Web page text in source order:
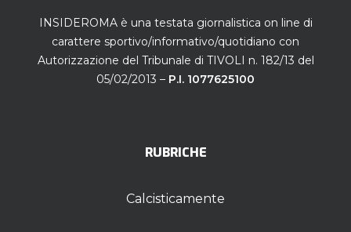
INSIDEROMA è una testata giornalistica on line di
carattere sportivo/informativo/quotidiano con
Autorizzazione del Tribunale di TIVOLI n. 182/13 del
05/02/2013 – P.I. 1077625100
RUBRICHE
Calcisticamente